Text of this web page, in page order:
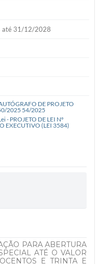
até 31/12/2028
DE PROJETO
2025 54/2025
- PROJETO DE LEI Nº
EXECUTIVO (LEI 3584)
PARA ABERTURA
ATÉ O VALOR
E TRINTA E